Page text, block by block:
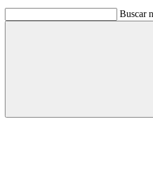
Buscar
Buscar